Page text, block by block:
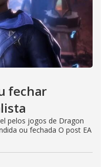
fechar
pelos jogos de Dragon
ou fechada O post EA